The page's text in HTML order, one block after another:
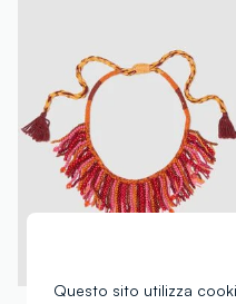
Questo sito utilizza